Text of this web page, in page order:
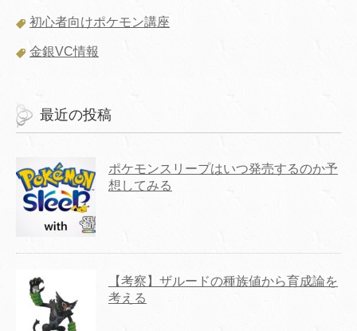
初心者向けポケモン講座
金銀VC情報
最近の投稿
ポケモンスリープはいつ発売するのか予
想してみる
【考察】ザルードの種族値から育成論を
考える